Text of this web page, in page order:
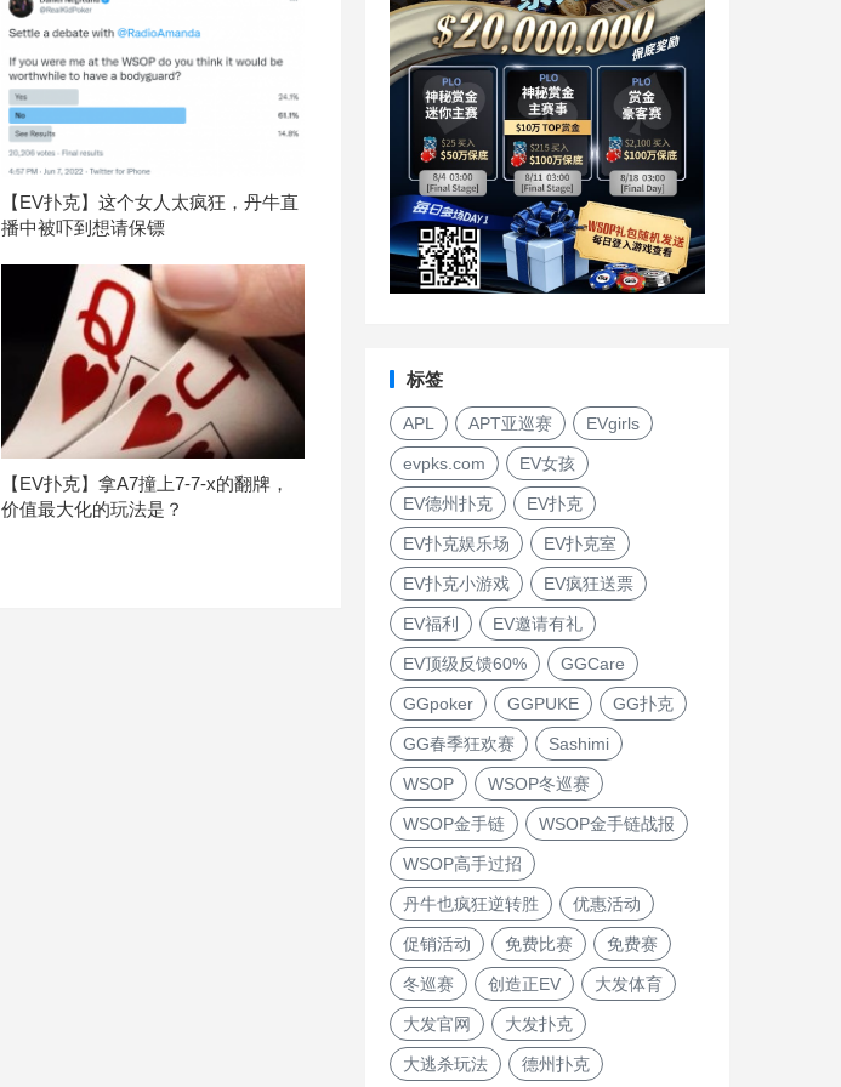
【EV扑克】这个女人太疯狂，丹牛直
播中被吓到想请保镖
【EV扑克】拿A7撞上7-7-x的翻牌，
价值最大化的玩法是？
标签
APL APT亚巡赛 EVgirls
evpks.com EV女孩
EV德州扑克 EV扑克
EV扑克娱乐场 EV扑克室
EV扑克小游戏 EV疯狂送票
EV福利 EV邀请有礼
EV顶级反馈60% GGCare
GGpoker GGPUKE GG扑克
GG春季狂欢赛 Sashimi
WSOP WSOP冬巡赛
WSOP金手链 WSOP金手链战报
WSOP高手过招
丹牛也疯狂逆转胜 优惠活动
促销活动 免费比赛 免费赛
冬巡赛 创造正EV 大发体育
大发官网 大发扑克
大逃杀玩法 德州扑克